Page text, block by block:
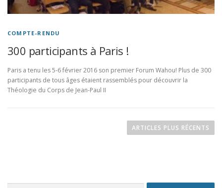
COMPTE-RENDU
300 participants à Paris !
Paris a tenu les 5-6 février 2016 son premier Forum Wahou! Plus de 300
participants de tous âges étaient rassemblés pour découvrir la
Théologie du Corps de Jean-Paul II
ARTICLES PLUS RÉCENTS